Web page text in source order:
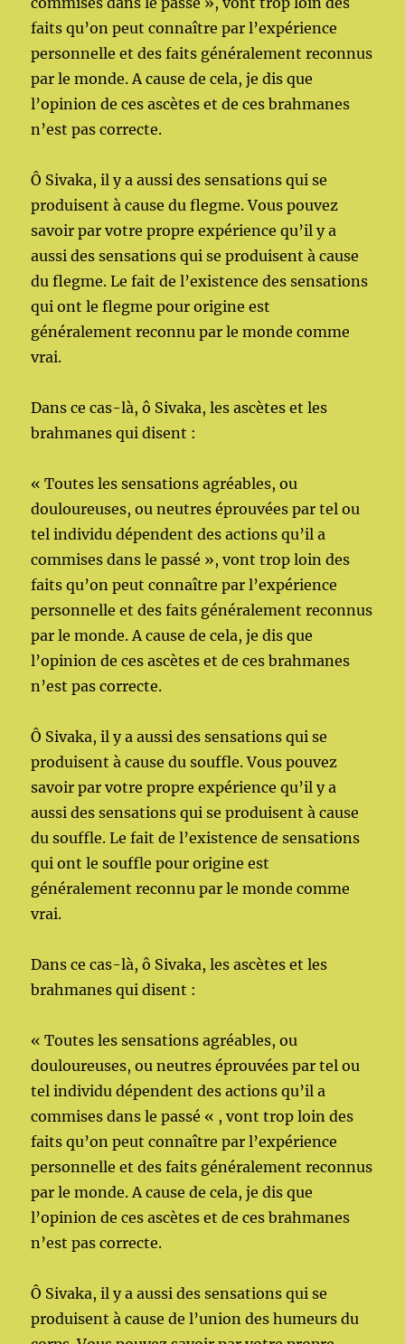
faits qu’on peut connaître par l’expérience
personnelle et des faits généralement reconnus
par le monde. A cause de cela, je dis que
l’opinion de ces ascètes et de ces brahmanes
n’est pas correcte.
Ô Sivaka, il y a aussi des sensations qui se
produisent à cause du flegme. Vous pouvez
savoir par votre propre expérience qu’il y a
aussi des sensations qui se produisent à cause
du flegme. Le fait de l’existence des sensations
qui ont le flegme pour origine est
généralement reconnu par le monde comme
vrai.
Dans ce cas-là, ô Sivaka, les ascètes et les
brahmanes qui disent :
« Toutes les sensations agréables, ou
douloureuses, ou neutres éprouvées par tel ou
tel individu dépendent des actions qu’il a
commises dans le passé », vont trop loin des
faits qu’on peut connaître par l’expérience
personnelle et des faits généralement reconnus
par le monde. A cause de cela, je dis que
l’opinion de ces ascètes et de ces brahmanes
n’est pas correcte.
Ô Sivaka, il y a aussi des sensations qui se
produisent à cause du souffle. Vous pouvez
savoir par votre propre expérience qu’il y a
aussi des sensations qui se produisent à cause
du souffle. Le fait de l’existence de sensations
qui ont le souffle pour origine est
généralement reconnu par le monde comme
vrai.
Dans ce cas-là, ô Sivaka, les ascètes et les
brahmanes qui disent :
« Toutes les sensations agréables, ou
douloureuses, ou neutres éprouvées par tel ou
tel individu dépendent des actions qu’il a
commises dans le passé « , vont trop loin des
faits qu’on peut connaître par l’expérience
personnelle et des faits généralement reconnus
par le monde. A cause de cela, je dis que
l’opinion de ces ascètes et de ces brahmanes
n’est pas correcte.
Ô Sivaka, il y a aussi des sensations qui se
produisent à cause de l’union des humeurs du